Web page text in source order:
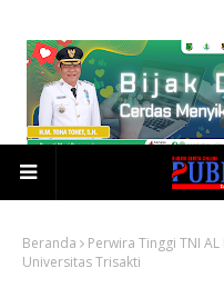
Beranda
Perwira Tinggi TNI
Universitas Trisakti